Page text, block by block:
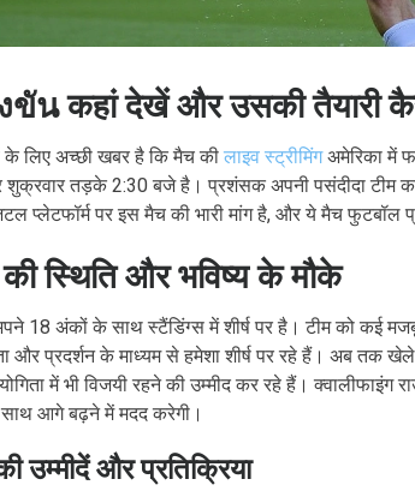
น कहां देखें और उसकी तैयारी
के लिए अच्छी खबर है कि मैच की लाइव स्ट्रीमिंगअमेरिका में
तड़के 2:30 बजे है। प्रशंसक अपनी पसंदीदा टीम
प्लेटफॉर्म पर इस मैच की भारी मांग है, और ये मैच फुटबॉल
की स्थिति और भविष्य के मौके
18 अंकों के साथ स्टैंडिंग्स में शीर्ष पर है। टीम को कई
और प्रदर्शन के माध्यम से हमेशा शीर्ष पर रहे हैं। अब तक
में भी विजयी रहने की उम्मीद कर रहे हैं।
आगे बढ़ने में मदद करेगी।
उम्मीदें और प्रतिक्रिया